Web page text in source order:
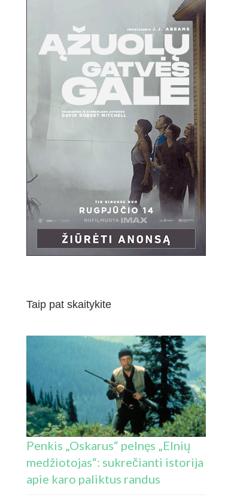
Taip pat skaitykite
Penkis „Oskarus“ pelnęs „Elnių
medžiotojas“: sukrečianti istorija
apie karo paliktus randus